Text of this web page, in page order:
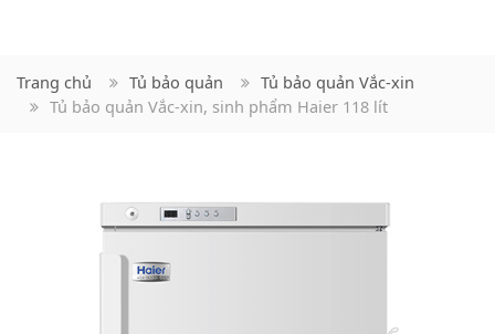
Trang chủ Tủ bảo quản
Tủ bảo quản Vắc-xin
Tủ bảo quản Vắc-xin, sinh phẩm Haier 118 lít